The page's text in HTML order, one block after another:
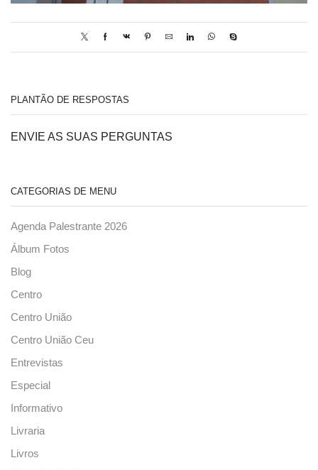
PLANTÃO DE RESPOSTAS
ENVIE AS SUAS PERGUNTAS
CATEGORIAS DE MENU
Agenda Palestrante 2026
Álbum Fotos
Blog
Centro
Centro União
Centro União Ceu
Entrevistas
Especial
Informativo
Livraria
Livros